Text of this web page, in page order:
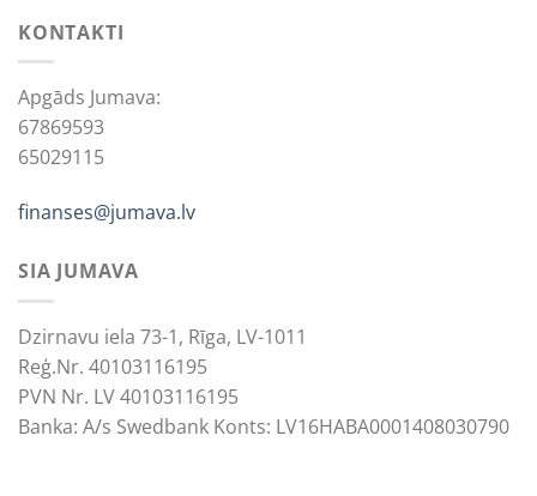
KONTAKTI
Apgāds Jumava:
67869593
65029115
finanses@jumava.lv
SIA JUMAVA
Dzirnavu iela 73-1, Rīga, LV-1011
Reģ.Nr. 40103116195
PVN Nr. LV 40103116195
Banka: A/s Swedbank Konts: LV16HABA0001408030790